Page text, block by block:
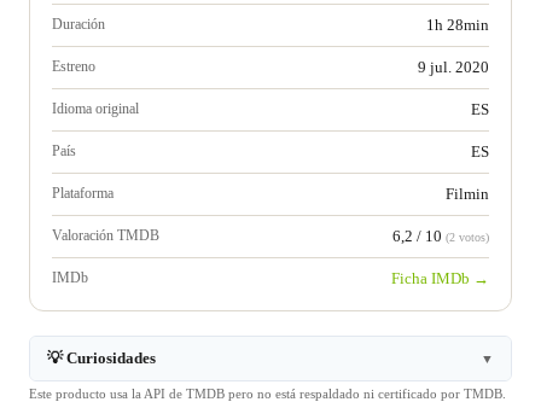
Duración 1h 28min
Estreno 9 jul. 2020
Idioma original ES
País ES
Plataforma Filmin
Valoración TMDB 6,2 / 10 (2 votos)
IMDb Ficha IMDb →
💡 Curiosidades ▼
Este producto usa la API de TMDB pero no está respaldado ni certificado por TMDB.